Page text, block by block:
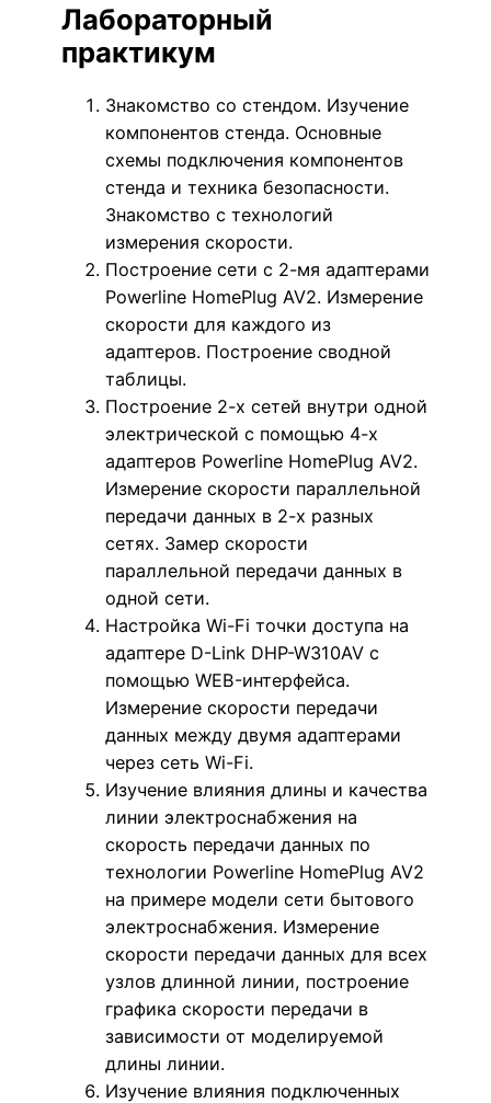
Лабораторный
практикум
Знакомство со стендом. Изучение
компонентов стенда. Основные
схемы подключения компонентов
стенда и техника безопасности.
Знакомство с технологий
измерения скорости.
Построение сети с 2-мя адаптерами
Powerline HomePlug AV2. Измерение
скорости для каждого из
адаптеров. Построение сводной
таблицы.
Построение 2-х сетей внутри одной
электрической с помощью 4-х
адаптеров Powerline HomePlug AV2.
Измерение скорости параллельной
передачи данных в 2-х разных
сетях. Замер скорости
параллельной передачи данных в
одной сети.
Настройка Wi-Fi точки доступа на
адаптере D-Link DHP-W310AV с
помощью WEB-интерфейса.
Измерение скорости передачи
данных между двумя адаптерами
через сеть Wi-Fi.
Изучение влияния длины и качества
линии электроснабжения на
скорость передачи данных по
технологии Powerline HomePlug AV2
на примере модели сети бытового
электроснабжения. Измерение
скорости передачи данных для всех
узлов длинной линии, построение
графика скорости передачи в
зависимости от моделируемой
длины линии.
Изучение влияния подключенных